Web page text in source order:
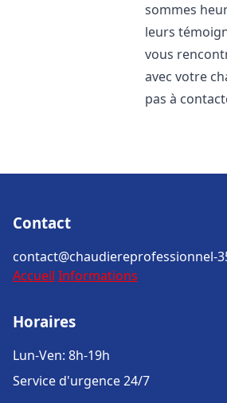
sommes
leurs
vous
avec votre
pas à
Contact
contact@chaudiereprofessionnel-
Accueil Informations
Horaires
Lun-Ven: 8h-19h
Service d'urgence 24/7